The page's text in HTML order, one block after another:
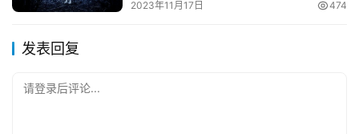
2023年11月17日 474
发表回复
请登录后评论...